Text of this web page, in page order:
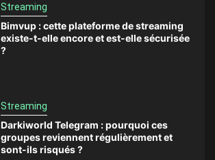
Streaming
Bimvup : cette plateforme de streaming
existe-t-elle encore et est-elle sécurisée
?
Streaming
Darkiworld Telegram : pourquoi ces
groupes reviennent régulièrement et
sont-ils risqués ?